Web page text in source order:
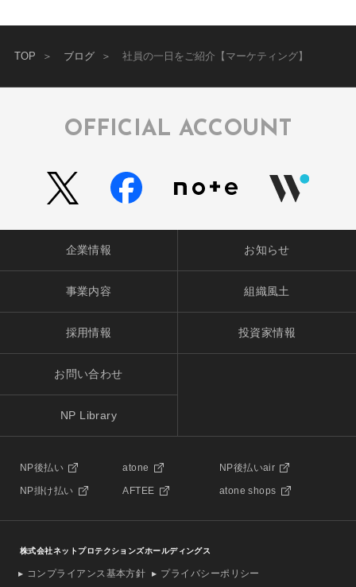
TOP ブログ 社員の一日をご紹介【マーケティング】
OFFICIAL ACCOUNT
企業情報 お知らせ
事業内容 組織風土
採用情報 投資家情報
お問い合わせ
NP Library
NP後払い atone NP後払いair
NP掛け払い AFTEE atone shops
株式会社ネットプロテクションズホールディングス
コンプライアンス基本方針 プライバシーポリシー